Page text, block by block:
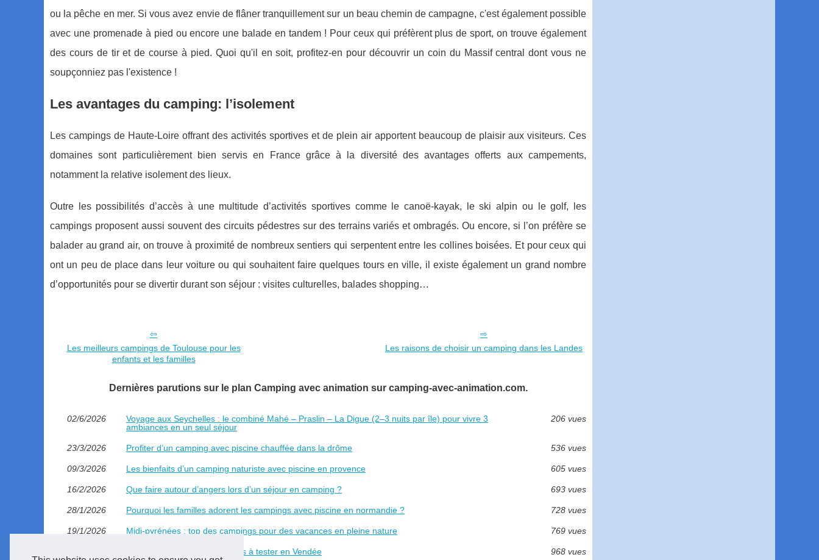
ou la pêche en mer. Si vous avez envie de flâner tranquillement sur un beau chemin de campagne, c'est également possible
avec une promenade à pied ou encore une balade en tandem ! Pour ceux qui préfèrent plus de sport, on trouve également
des cours de tir et de course à pied. Quoi qu'il en soit, profitez-en pour découvrir un coin du Massif central dont vous ne
soupçonniez pas l'existence !
Les avantages du camping: l’isolement
Les campings de Haute-Loire offrant des activités sportives et de plein air apportent beaucoup de plaisir aux visiteurs. Ces
domaines sont particulièrement bien servis en France grâce à la diversité des avantages offerts aux campements,
notamment la relative isolement des lieux.
Outre les possibilités d’accès à une multitude d’activités sportives comme le canoë-kayak, le ski alpin ou le golf, les
campings proposent aussi souvent des circuits pédestres sur des terrains variés et ombragés. Ou encore, si l’on préfère se
balader au grand air, on trouve à proximité de nombreux sentiers qui serpentent entre les collines boisées. Et pour ceux qui
ont un peu de place dans leur voiture ou qui souhaitent faire quelques tours en ville, il existe également un grand nombre
d’opportunités pour se divertir durant son séjour : visites culturelles, balades shopping…
Les meilleurs campings de Toulouse pour les
enfants et les familles
Les raisons de choisir un camping dans les Landes
Dernières parutions sur le plan Camping avec animation sur camping-avec-animation.com.
02/6/2026
Voyage aux Seychelles : le combiné Mahé – Praslin – La Digue (2–3 nuits par île) pour vivre 3
ambiances en un seul séjour
206 vues
23/3/2026 Profiter d’un camping avec piscine chauffée dans la drôme 536 vues
09/3/2026 Les bienfaits d’un camping naturiste avec piscine en provence 605 vues
16/2/2026 Que faire autour d’angers lors d’un séjour en camping ? 693 vues
28/1/2026 Pourquoi les familles adorent les campings avec piscine en normandie ? 728 vues
19/1/2026 Midi-pyrénées : top des campings pour des vacances en pleine nature 769 vues
Les meilleurs parcs aquatiques à tester en Vendée 968 vues